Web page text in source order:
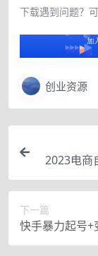
下载遇到问题？
创业资源
2023电商
下一篇
快手暴力起号
日入300+